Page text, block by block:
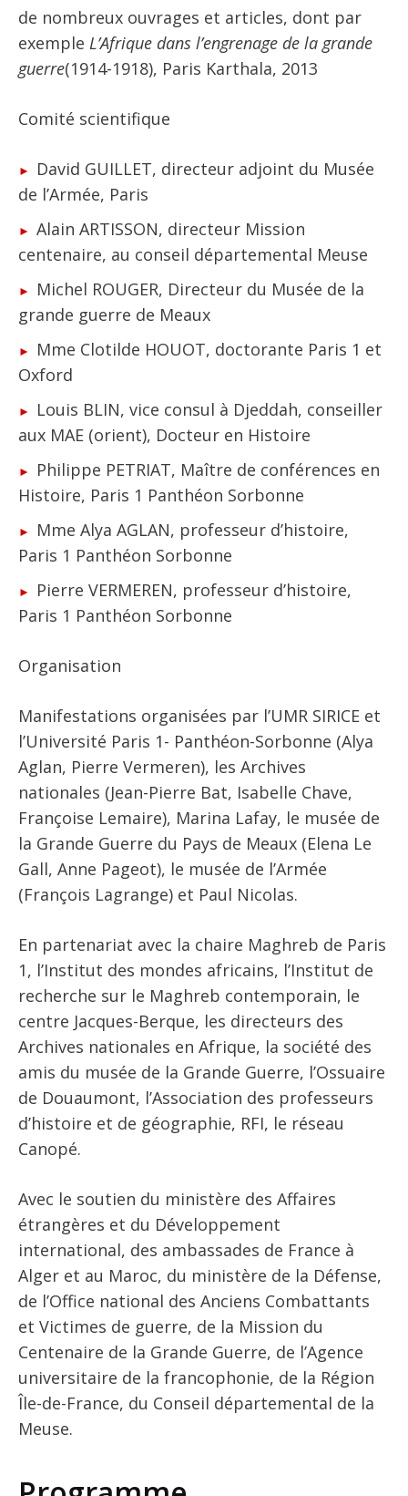
de nombreux ouvrages et articles, dont par
exemple L’Afrique dans l’engrenage de la grande
guerre(1914-1918), Paris Karthala, 2013
Comité scientifique
David GUILLET, directeur adjoint du Musée
de l’Armée, Paris
Alain ARTISSON, directeur Mission
centenaire, au conseil départemental Meuse
Michel ROUGER, Directeur du Musée de la
grande guerre de Meaux
Mme Clotilde HOUOT, doctorante Paris 1 et
Oxford
Louis BLIN, vice consul à Djeddah, conseiller
aux MAE (orient), Docteur en Histoire
Philippe PETRIAT, Maître de conférences en
Histoire, Paris 1 Panthéon Sorbonne
Mme Alya AGLAN, professeur d’histoire,
Paris 1 Panthéon Sorbonne
Pierre VERMEREN, professeur d’histoire,
Paris 1 Panthéon Sorbonne
Organisation
Manifestations organisées par l’UMR SIRICE et
l’Université Paris 1- Panthéon-Sorbonne (Alya
Aglan, Pierre Vermeren), les Archives
nationales (Jean-Pierre Bat, Isabelle Chave,
Françoise Lemaire), Marina Lafay, le musée de
la Grande Guerre du Pays de Meaux (Elena Le
Gall, Anne Pageot), le musée de l’Armée
(François Lagrange) et Paul Nicolas.
En partenariat avec la chaire Maghreb de Paris
1, l’Institut des mondes africains, l’Institut de
recherche sur le Maghreb contemporain, le
centre Jacques-Berque, les directeurs des
Archives nationales en Afrique, la société des
amis du musée de la Grande Guerre, l’Ossuaire
de Douaumont, l’Association des professeurs
d’histoire et de géographie, RFI, le réseau
Canopé.
Avec le soutien du ministère des Affaires
étrangères et du Développement
international, des ambassades de France à
Alger et au Maroc, du ministère de la Défense,
de l’Office national des Anciens Combattants
et Victimes de guerre, de la Mission du
Centenaire de la Grande Guerre, de l’Agence
universitaire de la francophonie, de la Région
Île-de-France, du Conseil départemental de la
Meuse.